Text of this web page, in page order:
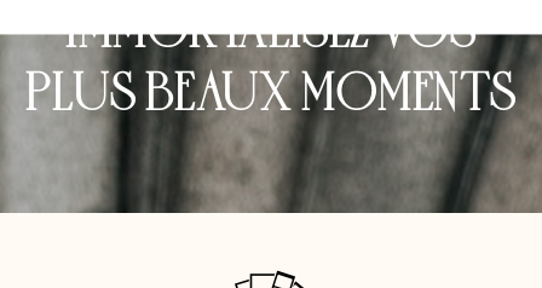
IMMORTALISEZ VOS
PLUS BEAUX MOMENTS